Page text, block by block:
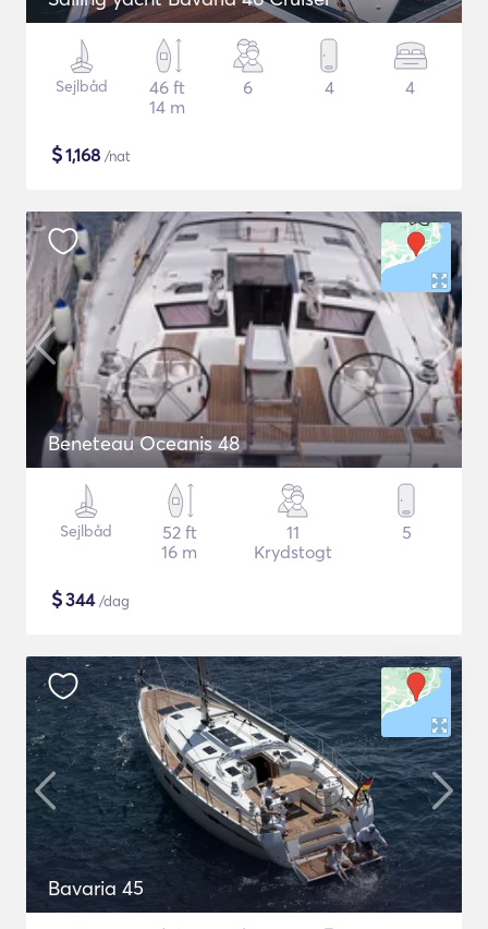
Sejlbåd
46 ft
14 m
6 4 4
$1,168 /nat
Beneteau Oceanis 48
Sejlbåd
52 ft
16 m
11
Krydstogt
5
$344/dag
Bavaria 45